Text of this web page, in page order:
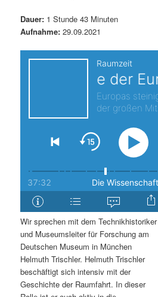
i
n
p
g
n
Dauer: 1 Stunde 43 Minuten
Aufnahme: 29.09.2021
Wir sprechen mit dem Technikhistoriker
und Museumsleiter für Forschung am
Deutschen Museum in München
Helmuth Trischler. Helmuth Trischler
beschäftigt sich intensiv mit der
Geschichte der Raumfahrt. In dieser